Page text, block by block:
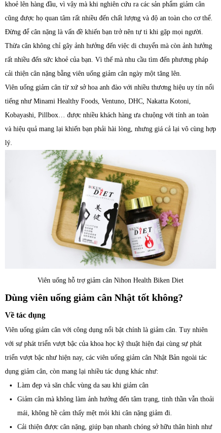
khoẻ lên hàng đầu, vì vậy mà khi nghiên cứu ra các sản phẩm giảm cân
cũng được họ quan tâm rất nhiều đến chất lượng và độ an toàn cho cơ thể.
Đừng để cân nặng là vấn đề khiến bạn trở nên tự ti khi gặp mọi người.
Thừa cân không chỉ gây ảnh hưởng đến việc di chuyển mà còn ảnh hưởng
rất nhiều đến sức khoẻ của bạn. Vì thế mà nhu cầu tìm đến phương pháp
cải thiện cân nặng bằng viên uống giảm cân ngày một tăng lên.
Viên uống giảm cân từ xứ sở hoa anh đào với nhiều thương hiệu uy tín nổi
tiếng như Minami Healthy Foods, Ventuno, DHC, Nakatta Kotoni,
Kobayashi, Pillbox… được nhiều khách hàng ưa chuộng với tính an toàn
và hiệu quả mang lại khiến bạn phải hài lòng, nhưng giá cả lại vô cùng hợp
lý.
Viên uống hỗ trợ giảm cân Nihon Health Biken Diet
Dùng viên uống giảm cân Nhật tốt không?
Về tác dụng
Viên uống giảm cân với công dụng nổi bật chính là giảm cân. Tuy nhiên
với sự phát triển vượt bậc của khoa học kỹ thuật hiện đại cùng sự phát
triển vượt bậc như hiện nay, các viên uống giảm cân Nhật Bản ngoài tác
dụng giảm cân, còn mang lại nhiều tác dụng khác như:
Làm đẹp và săn chắc vùng da sau khi giảm cân
Giảm cân mà không làm ảnh hưởng đến tâm trạng, tinh thần vẫn thoải
mái, không hề cảm thấy mệt mỏi khi cân nặng giảm đi.
Cải thiện được cân nặng, giúp bạn nhanh chóng sở hữu thân hình như